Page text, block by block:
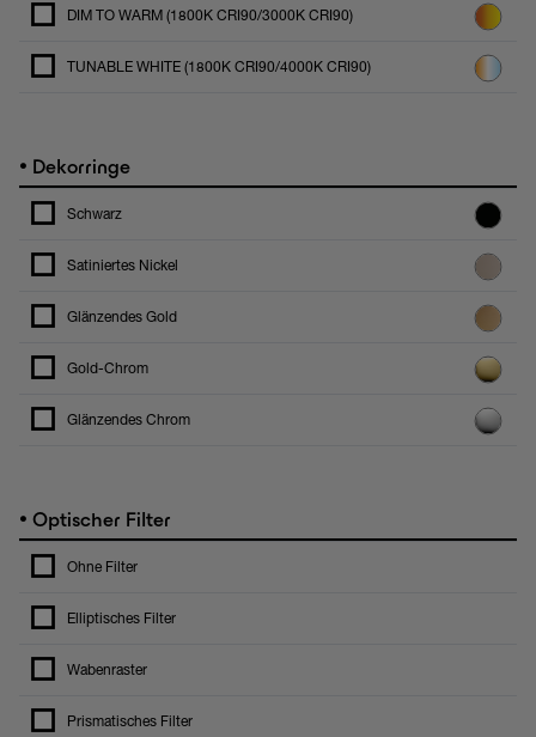
DIM TO WARM (1800K CRI90/3000K CRI90)
TUNABLE WHITE (1800K CRI90/4000K CRI90)
• Dekorringe
Schwarz
Satiniertes Nickel
Glänzendes Gold
Gold-Chrom
Glänzendes Chrom
• Optischer Filter
Ohne Filter
Elliptisches Filter
Wabenraster
Prismatisches Filter